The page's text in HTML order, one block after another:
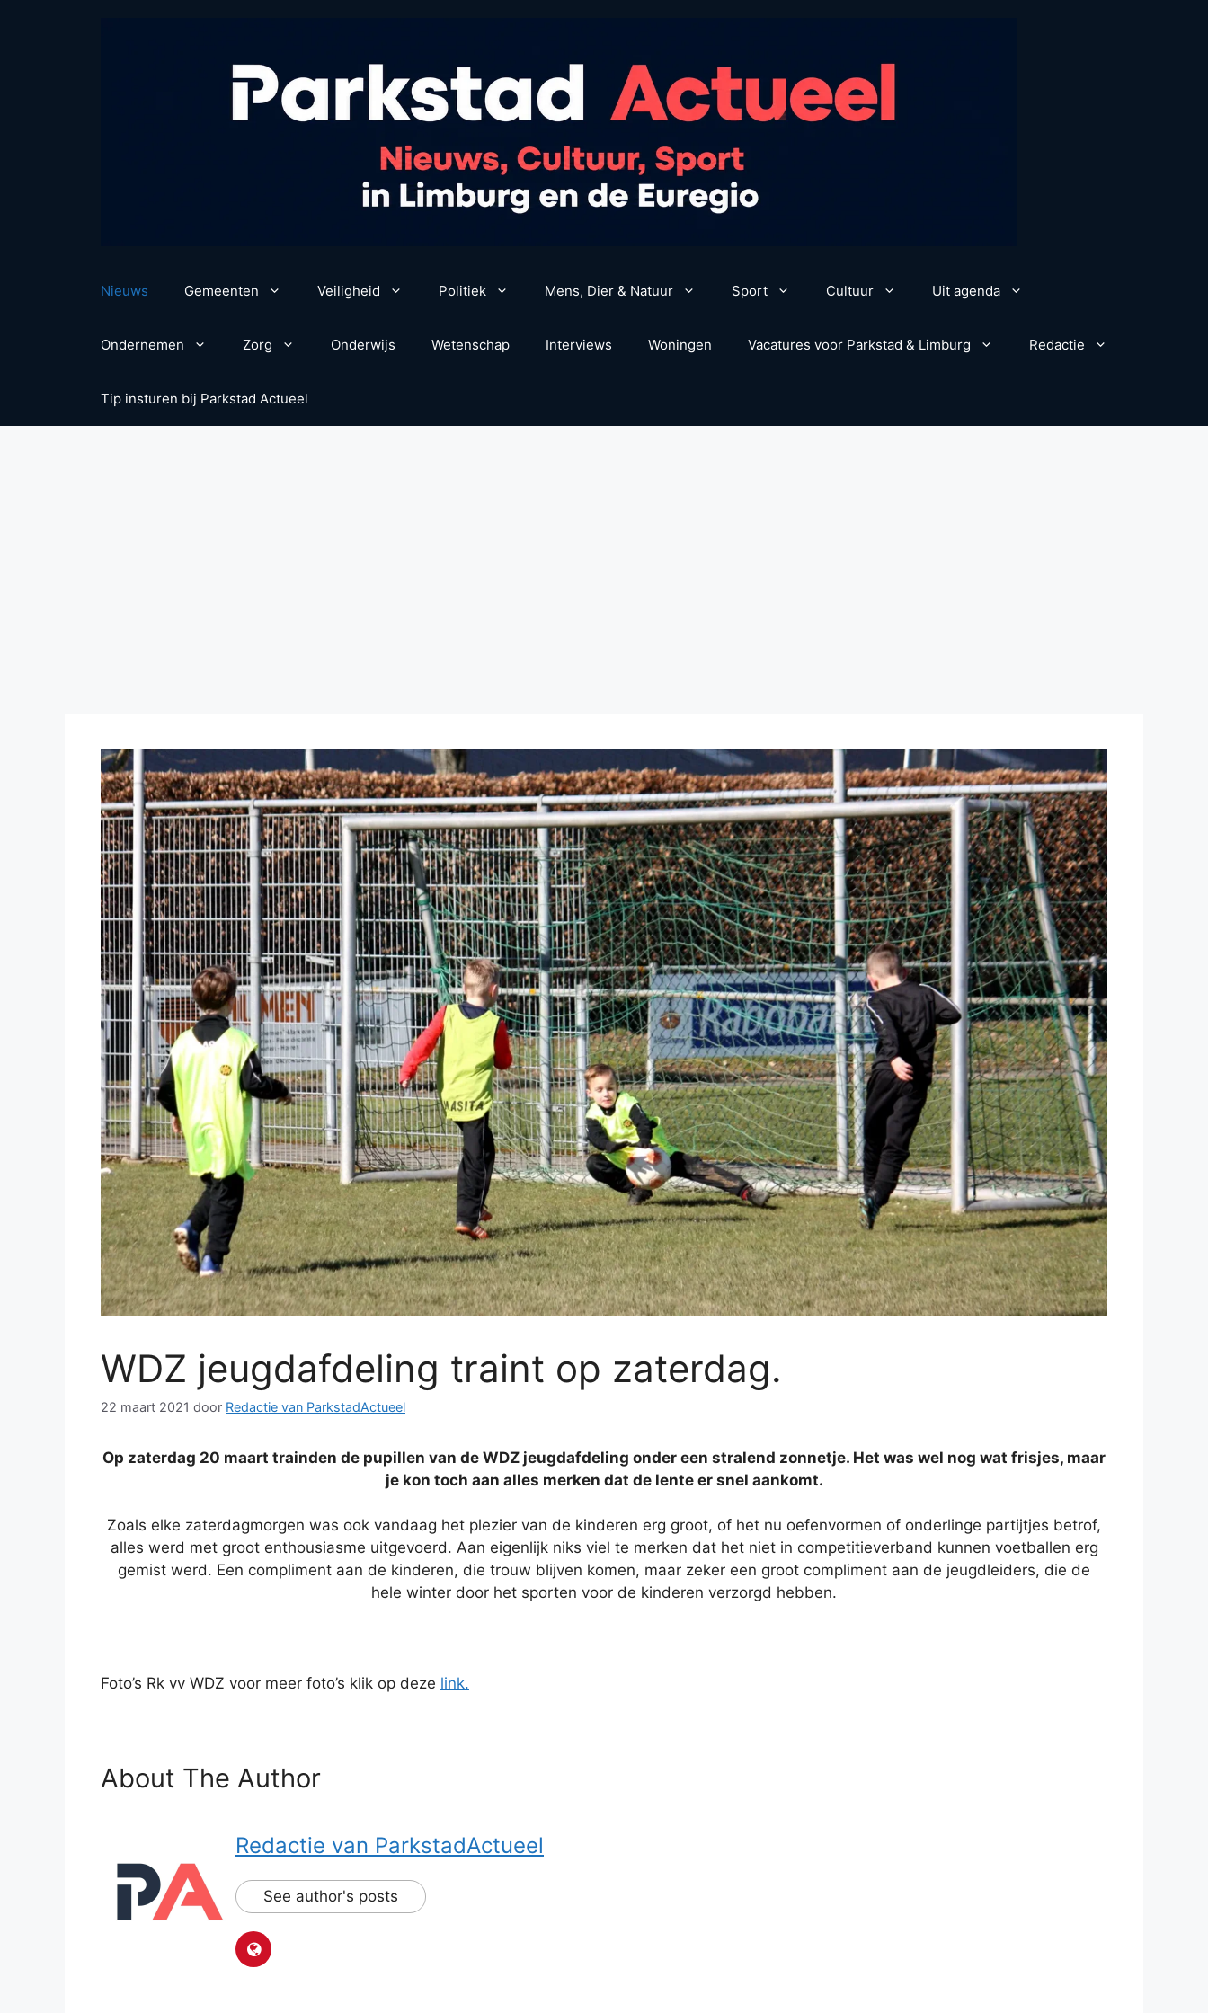
Nieuws Gemeenten Veiligheid Politiek Mens, Dier & Natuur Sport Cultuur Uit agenda
Ondernemen Zorg Onderwijs Wetenschap Interviews Woningen Vacatures voor Parkstad & Limburg Redactie
Tip insturen bij Parkstad Actueel
WDZ jeugdafdeling traint op zaterdag.
22 maart 2021 door Redactie van ParkstadActueel
Op zaterdag 20 maart trainden de pupillen van de WDZ jeugdafdeling onder een stralend zonnetje. Het was wel nog wat frisjes, maar
je kon toch aan alles merken dat de lente er snel aankomt.
Zoals elke zaterdagmorgen was ook vandaag het plezier van de kinderen erg groot, of het nu oefenvormen of onderlinge partijtjes betrof,
alles werd met groot enthousiasme uitgevoerd. Aan eigenlijk niks viel te merken dat het niet in competitieverband kunnen voetballen erg
gemist werd. Een compliment aan de kinderen, die trouw blijven komen, maar zeker een groot compliment aan de jeugdleiders, die de
hele winter door het sporten voor de kinderen verzorgd hebben.
Foto’s Rk vv WDZ voor meer foto’s klik op deze link.
About The Author
Redactie van ParkstadActueel
See author's posts